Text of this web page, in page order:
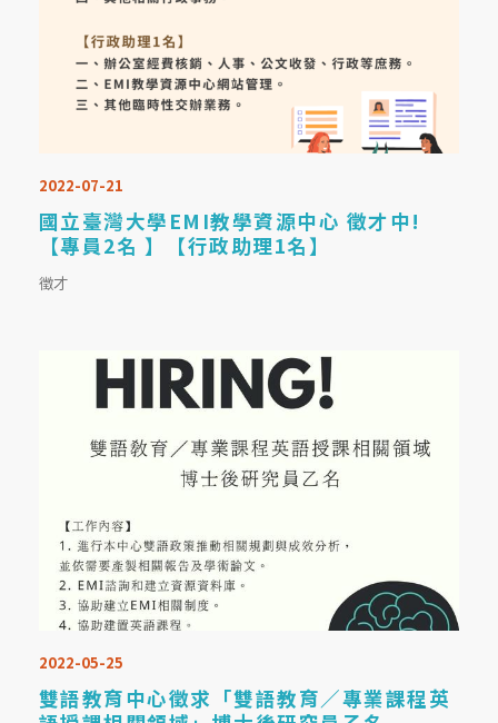
2022-07-21
國立臺灣大學EMI教學資源中心 徵才中!
【專員2名 】【行政助理1名】
徵才
2022-05-25
雙語教育中心徵求「雙語教育／專業課程英